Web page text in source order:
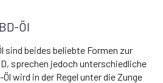
Öl
sind beides beliebte Formen zur
sprechen jedoch unterschiedliche
wird in der Regel unter die Zunge